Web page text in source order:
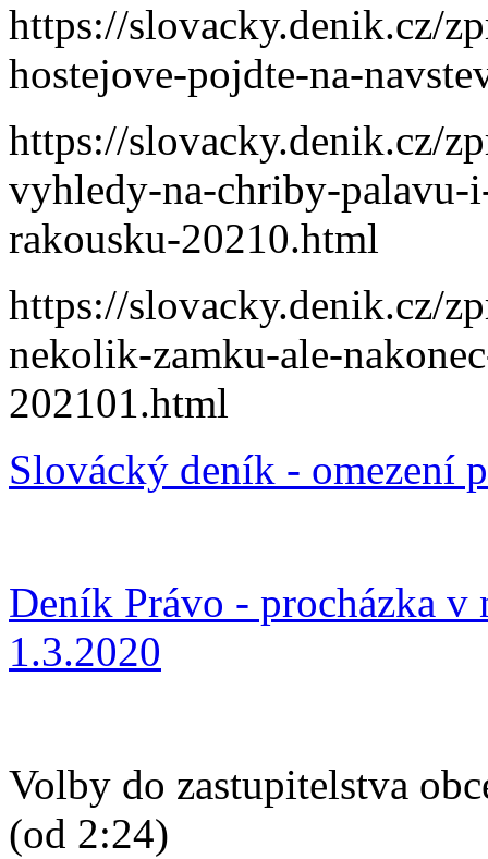
https://slovacky.denik.cz/
hostejove-pojdte-na-
https://slovacky.denik.cz/
vyhledy-na-chriby-palavu-
rakousku-20210.html
https://slovacky.denik.cz/
nekolik-zamku-ale-
202101.html
Slovácký deník - omezení
Deník Právo - procházka
1.3.2020
Volby do zastupitelstva
(od 2:24)